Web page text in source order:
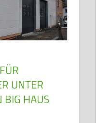
UNTER
BIG HAUS